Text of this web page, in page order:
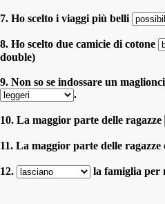
7. Ho scelto i viaggi più belli
8. Ho scelto due camicie di cotone
double)
9. Non so se indossare un
.
10. La maggior parte delle ragazze
11. La maggior parte delle ragazze
12. la famiglia per